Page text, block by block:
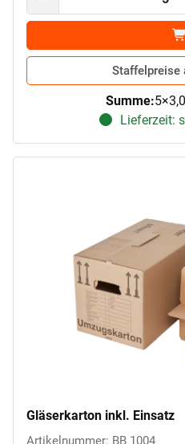
Staffelpreise
Summe:5×
Lieferzeit:
Gläserkarton inkl. Einsatz
Artikelnummer: BB 1004